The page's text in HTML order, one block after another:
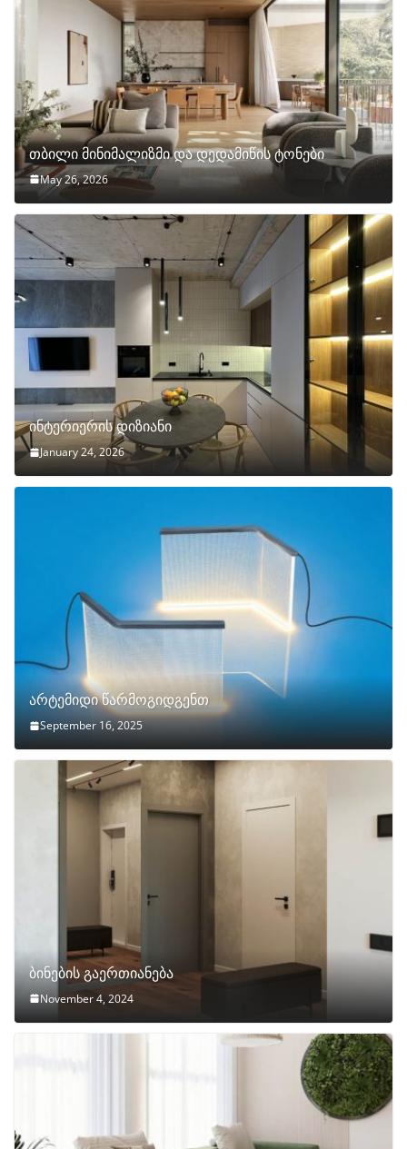
თბილი მინიმალიზმი და დედამიწის ტონები
May 26, 2026
ინტერიერის დიზიანი
January 24, 2026
არტემიდი წარმოგიდგენთ
September 16, 2025
ბინების გაერთიანება
November 4, 2024